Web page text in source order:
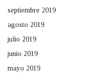
septiembre 2019
agosto 2019
julio 2019
junio 2019
mayo 2019